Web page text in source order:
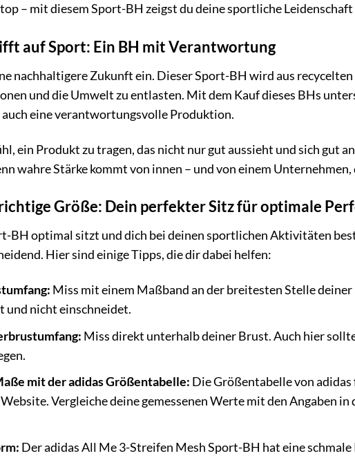
– mit diesem Sport-BH zeigst du deine sportliche
auf Sport: Ein BH mit Verantwortung
nachhaltigere Zukunft ein. Dieser Sport-BH wird aus
und die Umwelt zu entlasten. Mit dem Kauf dieses BHs
eine verantwortungsvolle Produktion.
ein Produkt zu tragen, das nicht nur gut aussieht und sich gut
wahre Stärke kommt von innen – und von einem
Größe: Dein perfekter Sitz für optimale
BH optimal sitzt und dich bei deinen sportlichen Aktivitäten
Hier sind einige Tipps, die dir dabei helfen:
Miss mit einem Maßband an der breitesten Stelle
und nicht einschneidet.
Miss direkt unterhalb deiner Brust. Auch hier
mit der adidas Größentabelle: Die Größentabelle von
Vergleiche deine gemessenen Werte mit den Angaben in
Der adidas All Me 3-Streifen Mesh Sport-BH hat eine